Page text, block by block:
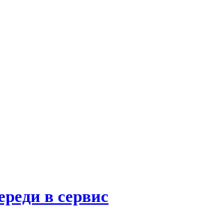
в сервис